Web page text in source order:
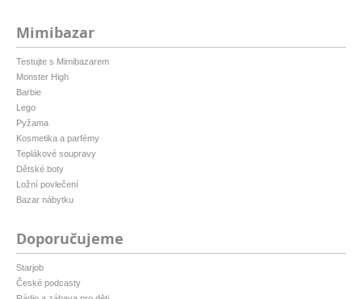
Mimibazar
Testujte s Mimibazarem
Monster High
Barbie
Lego
Pyžama
Kosmetika a parfémy
Teplákové soupravy
Dětské boty
Ložní povlečení
Bazar nábytku
Doporučujeme
Starjob
České podcasty